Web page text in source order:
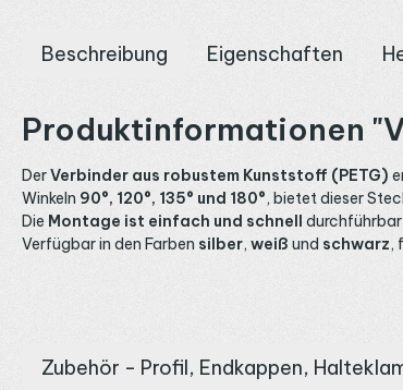
Beschreibung Eigenschaften
Produktinformationen
DerVerbinder aus robustem Kunststoff (PETG)
Winkeln 90°, 120°, 135° und 180°, bietet dieser
Die Montage ist einfach und schnell
Verfügbar in den Farben silber, weiß und schwarz,
Zubehör - Profil, Endkappen,